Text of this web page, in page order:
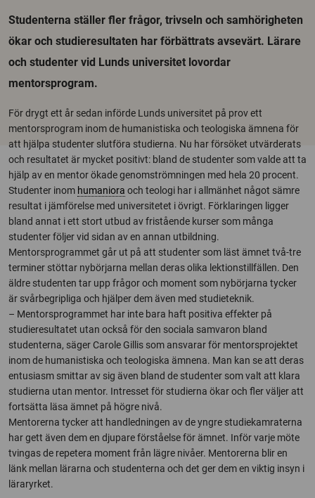
Studenterna ställer fler frågor, trivseln och samhörigheten
ökar och studieresultaten har förbättrats avsevärt. Lärare
och studenter vid Lunds universitet lovordar
mentorsprogram.
För drygt ett år sedan införde Lunds universitet på prov ett
mentorsprogram inom de humanistiska och teologiska ämnena för
att hjälpa studenter slutföra studierna. Nu har försöket utvärderats
och resultatet är mycket positivt: bland de studenter som valde att ta
hjälp av en mentor ökade genomströmningen med hela 20 procent.
Studenter inom humaniora och teologi har i allmänhet något sämre
resultat i jämförelse med universitetet i övrigt. Förklaringen ligger
bland annat i ett stort utbud av fristående kurser som många
studenter följer vid sidan av en annan utbildning.
Mentorsprogrammet går ut på att studenter som läst ämnet två-tre
terminer stöttar nybörjarna mellan deras olika lektionstillfällen. Den
äldre studenten tar upp frågor och moment som nybörjarna tycker
är svårbegripliga och hjälper dem även med studieteknik.
– Mentorsprogrammet har inte bara haft positiva effekter på
studieresultatet utan också för den sociala samvaron bland
studenterna, säger Carole Gillis som ansvarar för mentorsprojektet
inom de humanistiska och teologiska ämnena. Man kan se att deras
entusiasm smittar av sig även bland de studenter som valt att klara
studierna utan mentor. Intresset för studierna ökar och fler väljer att
fortsätta läsa ämnet på högre nivå.
Mentorerna tycker att handledningen av de yngre studiekamraterna
har gett även dem en djupare förståelse för ämnet. Inför varje möte
tvingas de repetera moment från lägre nivåer. Mentorerna blir en
länk mellan lärarna och studenterna och det ger dem en viktig insyn i
läraryrket.